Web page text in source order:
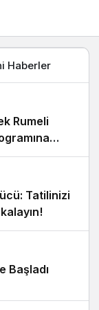
Haberler
Rumeli
Tatilinizi
Başladı